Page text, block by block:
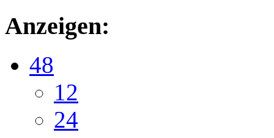
Anzeigen:
48
12
24